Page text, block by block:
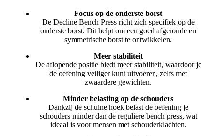
Focus op de onderste borst
De Decline Bench Press richt zich specifiek op de
onderste borst. Dit helpt om een goed afgeronde en
symmetrische borst te ontwikkelen.
Meer stabiliteit
De aflopende positie biedt meer stabiliteit, waardoor je
de oefening veiliger kunt uitvoeren, zelfs met
zwaardere gewichten.
Minder belasting op de schouders
Dankzij de schuine hoek belast de oefening je
schouders minder dan de reguliere bench press, wat
ideaal is voor mensen met schouderklachten.